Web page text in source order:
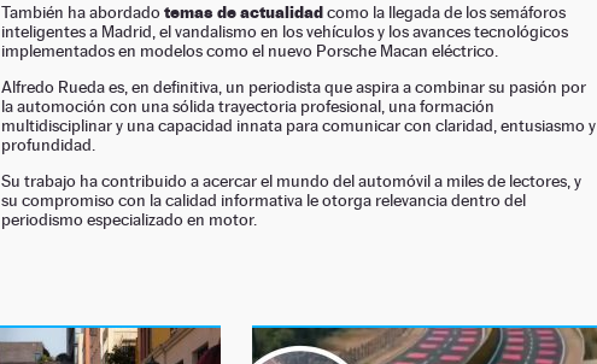
También ha abordadotemas de actualidadcomo la llegada de los semáforos
inteligentes a Madrid, el vandalismo en los vehículos y los avances tecnológicos
implementados en modelos como el nuevo Porsche Macan eléctrico.
Alfredo Rueda es, en definitiva, un periodista que aspira a combinar su pasión por
la automoción con una sólida trayectoria profesional, una formación
multidisciplinar y una capacidad innata para comunicar con claridad, entusiasmo y
profundidad.
Su trabajo ha contribuido a acercar el mundo del automóvil a miles de lectores, y
su compromiso con la calidad informativa le otorga relevancia dentro del
periodismo especializado en motor.